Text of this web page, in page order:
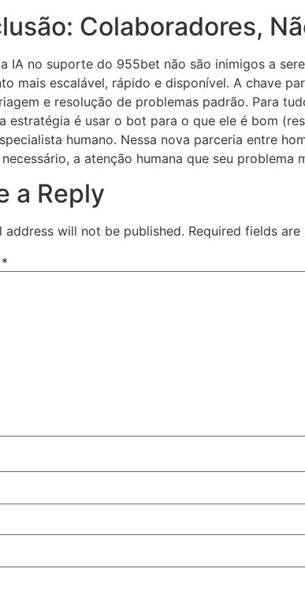
Colaboradores,
IA no suporte do 955bet não são inimigos a
mais escalável, rápido e disponível. A chave
e resolução de problemas padrão. Para
estratégia é usar o bot para o que ele é bom
humano. Nessa nova parceria entre
a atenção humana que seu problema
a Reply
address will not be published. Required fields are
*